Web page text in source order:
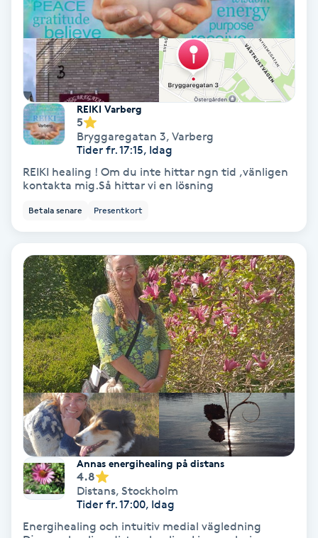
Kostrådgivning
Kroppsinpackning
Kroppspeeling
Käkledsbehandling
Kärlbehandling
Lashlift Keratin
LED-ljusterapi
Liktornar
LPG
LPG-behandling
LPG-massage
Luggklippning
REIKI Varberg
5
Bryggaregatan 3, Varberg
Tider fr. 17:15, Idag
REIKI healing ! Om du inte hittar ngn tid ,vänligen
kontakta mig.Så hittar vi en lösning
Betala senare Presentkort
Annas energihealing på distans
4.8
Distans, Stockholm
Tider fr. 17:00, Idag
Energihealing och intuitiv medial vägledning